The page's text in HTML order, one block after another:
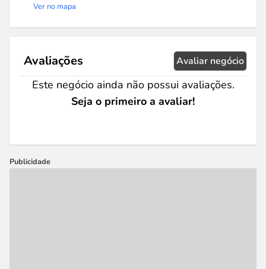
Ver no mapa
Avaliações Avaliar negócio
Este negócio ainda não possui avaliações.
Seja o primeiro a avaliar!
Publicidade